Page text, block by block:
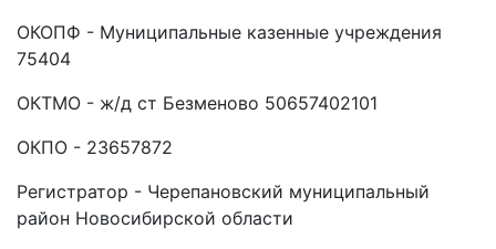
ОКОПФ - Муниципальные казенные учреждения
75404
ОКТМО - ж/д ст Безменово 50657402101
ОКПО - 23657872
Регистратор - Черепановский муниципальный
район Новосибирской области